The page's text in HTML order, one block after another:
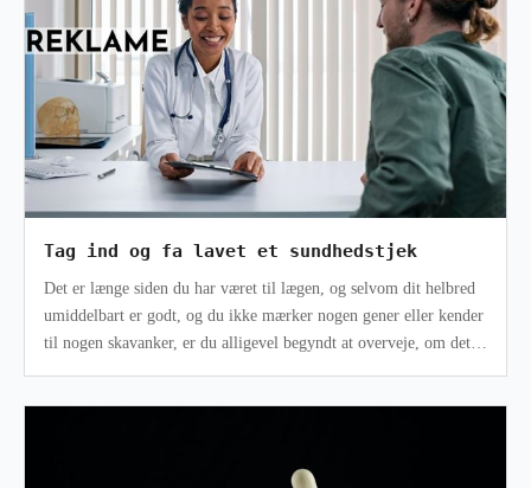
Tag ind og fa lavet et sundhedstjek
Det er længe siden du har været til lægen, og selvom dit helbred
umiddelbart er godt, og du ikke mærker nogen gener eller kender
til nogen skavanker, er du alligevel begyndt at overveje, om det